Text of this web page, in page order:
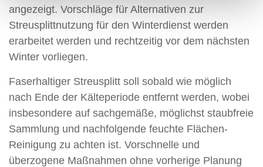
angezeigt. Vorschläge für Alternativen zur
Streusplittnutzung für den Winterdienst werden
erarbeitet werden und rechtzeitig vor dem nächsten
Winter vorliegen.
Faserhaltiger Streusplitt soll sobald wie möglich
nach Ende der Kälteperiode entfernt werden, wobei
insbesondere auf sachgemäße, möglichst staubfreie
Sammlung und nachfolgende feuchte Flächen-
Reinigung zu achten ist. Vorschnelle und
überzogene Maßnahmen ohne vorherige Planung